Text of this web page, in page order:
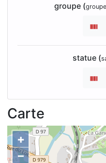
groupe (
statue (
Carte
+
–